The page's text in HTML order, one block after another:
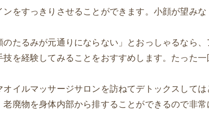
をすっきりさせることができます。小顔が望みな
たるみが元通りにならない」とおっしゃるなら、
を経験してみることをおすすめします。たった一
イルマッサージサロンを訪ねてデトックスしては
廃物を身体内部から排することができるので非常